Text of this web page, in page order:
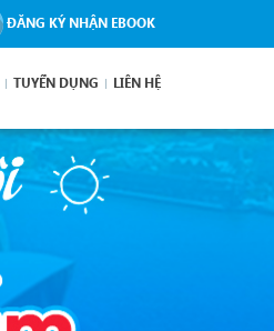
ĐĂNG KÝ NHẬN EBOOK
TUYỂN DỤNG LIÊN HỆ
Next